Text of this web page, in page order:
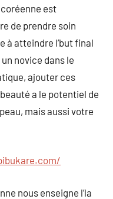
est
de prendre soin
à atteindre l’but final
novice dans le
ajouter ces
a le potentiel de
mais aussi votre
nous enseigne l’la